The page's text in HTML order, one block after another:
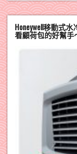
Honeywell移動式
看顧荷包的好幫手